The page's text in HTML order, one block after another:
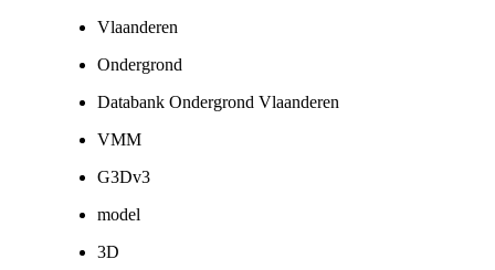
Vlaanderen
Ondergrond
Databank Ondergrond Vlaanderen
VMM
G3Dv3
model
3D